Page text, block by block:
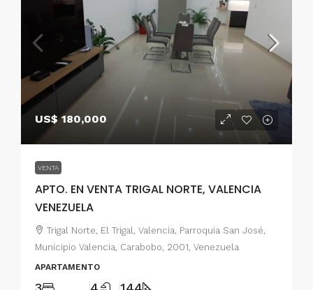
US$ 180,000
VENTA
APTO. EN VENTA TRIGAL NORTE, VALENCIA
VENEZUELA
Trigal Norte, El Trigal, Valencia, Parroquia San José,
Municipio Valencia, Carabobo, 2001, Venezuela
APARTAMENTO